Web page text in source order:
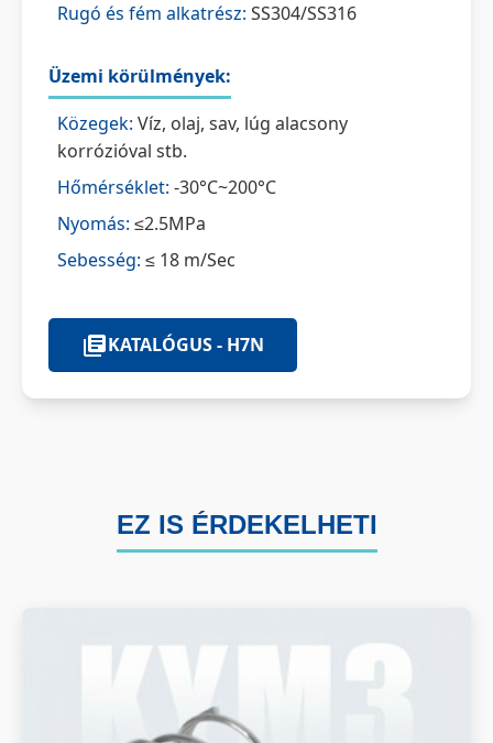
Rugó és fém alkatrész: SS304/SS316
Üzemi körülmények:
Közegek: Víz, olaj, sav, lúg alacsony
korrózióval stb.
Hőmérséklet: -30°C~200°C
Nyomás: ≤2.5MPa
Sebesség: ≤ 18 m/Sec
KATALÓGUS - H7N
EZ IS ÉRDEKELHETI